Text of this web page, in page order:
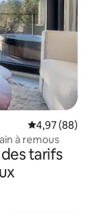
Évaluation
4,97 (88)
à remous
tarifs